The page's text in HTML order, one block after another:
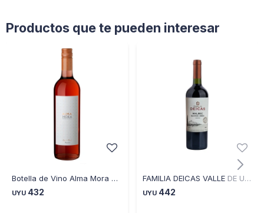
Productos que te pueden interesar
Botella de Vino Alma Mora Syrah Rosé 750ML
UYU 432
FAMILIA DEICAS VALLE DE UCO MALBEC
UYU 442